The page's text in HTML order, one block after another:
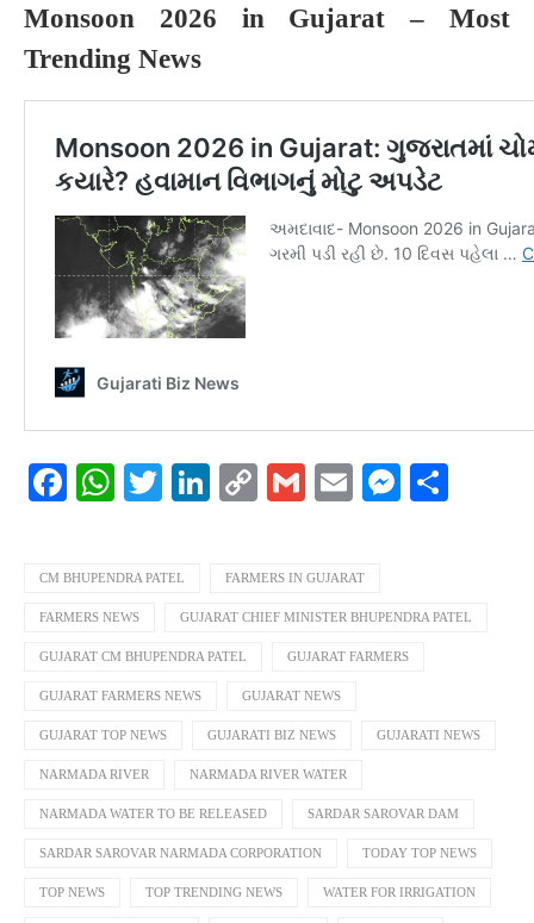
Monsoon 2026 in Gujarat – Most
Trending News
Facebook
WhatsApp
TwitterLinkedIn
CopyGmailEmail
CM BHUPENDRA PATEL FARMERS IN GUJARAT
FARMERS NEWS GUJARAT CHIEF MINISTER BHUPENDRA PATEL
GUJARAT CM BHUPENDRA PATEL GUJARAT FARMERS
GUJARAT FARMERS NEWS GUJARAT NEWS
GUJARAT TOP NEWS GUJARATI BIZ NEWS GUJARATI NEWS
NARMADA RIVER NARMADA RIVER WATER
NARMADA WATER TO BE RELEASED SARDAR SAROVAR DAM
SARDAR SAROVAR NARMADA CORPORATION TODAY TOP NEWS
TOP NEWS TOP TRENDING NEWS WATER FOR IRRIGATION